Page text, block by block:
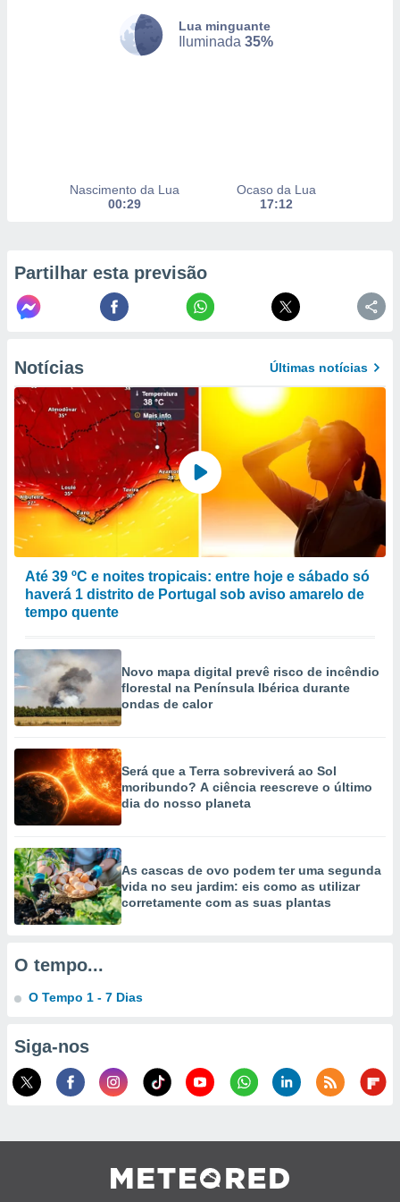
de dados
fontes,
melhorar
dados
através
estudos
de
Lua minguante
Iluminada 35%
Nascimento da Lua
00:29
Ocaso da Lua
17:12
Partilhar esta previsão
Notícias Últimas notícias
Até 39 ºC e noites tropicais: entre hoje e sábado só
haverá 1 distrito de Portugal sob aviso amarelo de
tempo quente
Novo mapa digital prevê risco de incêndio
florestal na Península Ibérica durante
ondas de calor
Será que a Terra sobreviverá ao Sol
moribundo? A ciência reescreve o último
dia do nosso planeta
As cascas de ovo podem ter uma segunda
vida no seu jardim: eis como as utilizar
corretamente com as suas plantas
O tempo...
O Tempo 1 - 7 Dias
Siga-nos